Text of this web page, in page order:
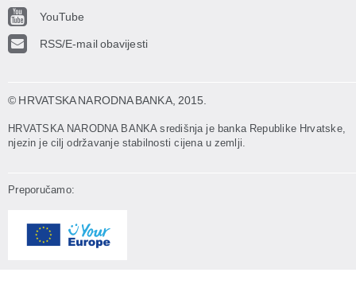
YouTube
RSS/E-mail obavijesti
© HRVATSKA NARODNA BANKA, 2015.
HRVATSKA NARODNA BANKA središnja je banka Republike Hrvatske,
njezin je cilj održavanje stabilnosti cijena u zemlji.
Preporučamo: